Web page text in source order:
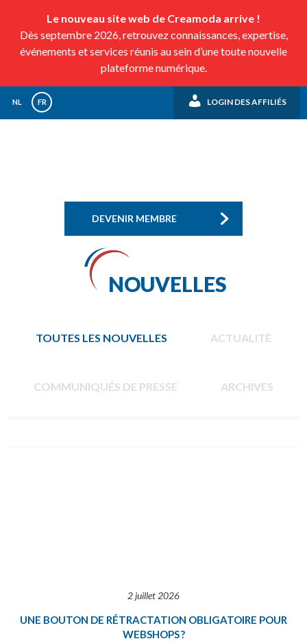
Le nouveau site web de Creamoda arrive !
Dès septembre 2026, retrouvez connaissances, expertise,
événements et services réunis au sein d’une toute nouvelle
plateforme numérique.
NL FR LOGIN DES AFFILIÉS
DEVENIR MEMBRE
NOUVELLES
TOUTES LES NOUVELLES ACTUALITÉ
COMMUNIQUÉS DE PRESSE ARCHIVES
2 juillet 2026
UNE BOUTON DE RÉTRACTATION OBLIGATOIRE POUR
WEBSHOPS ?